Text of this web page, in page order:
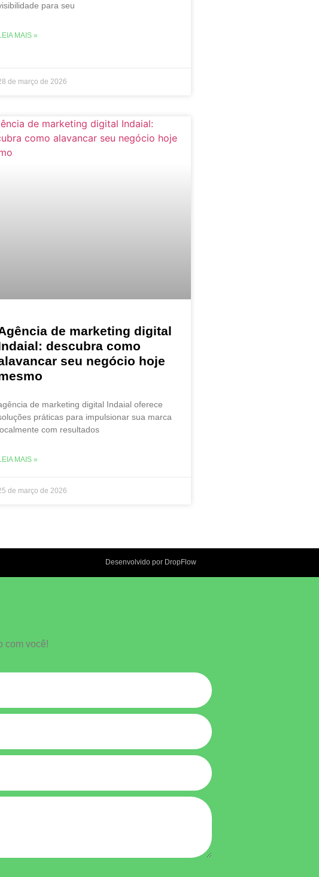
para seu
MAIS »
de março de 2026
de marketing digital
descubra como
seu negócio hoje
de marketing digital Indaial oferece
práticas para impulsionar sua marca
com resultados
MAIS »
de março de 2026
Desenvolvido por DropFlow
com você!